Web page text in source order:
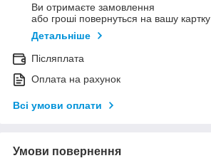
Ви отримаєте замовлення
або гроші повернуться на вашу картку
Детальніше
Післяплата
Оплата на рахунок
Всі умови оплати
Умови повернення